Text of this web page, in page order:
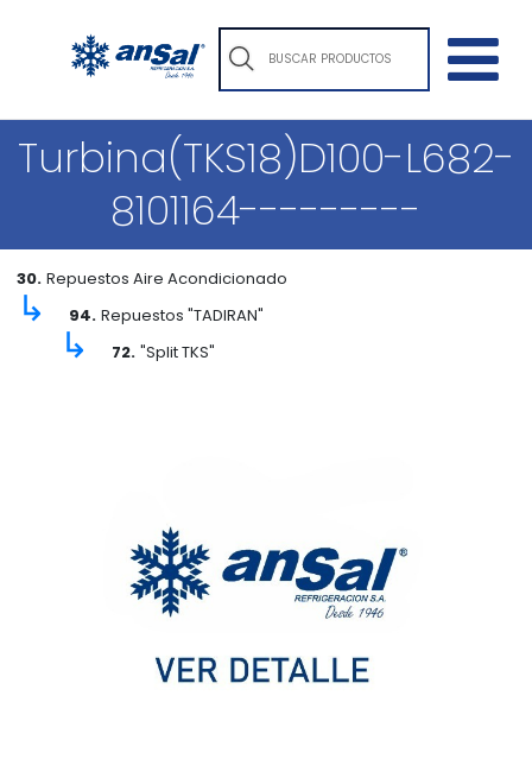
Turbina(TKS18)D100-L682-
8101164---------
30. Repuestos Aire Acondicionado
↳ 94. Repuestos "TADIRAN"
↳ 72. "Split TKS"